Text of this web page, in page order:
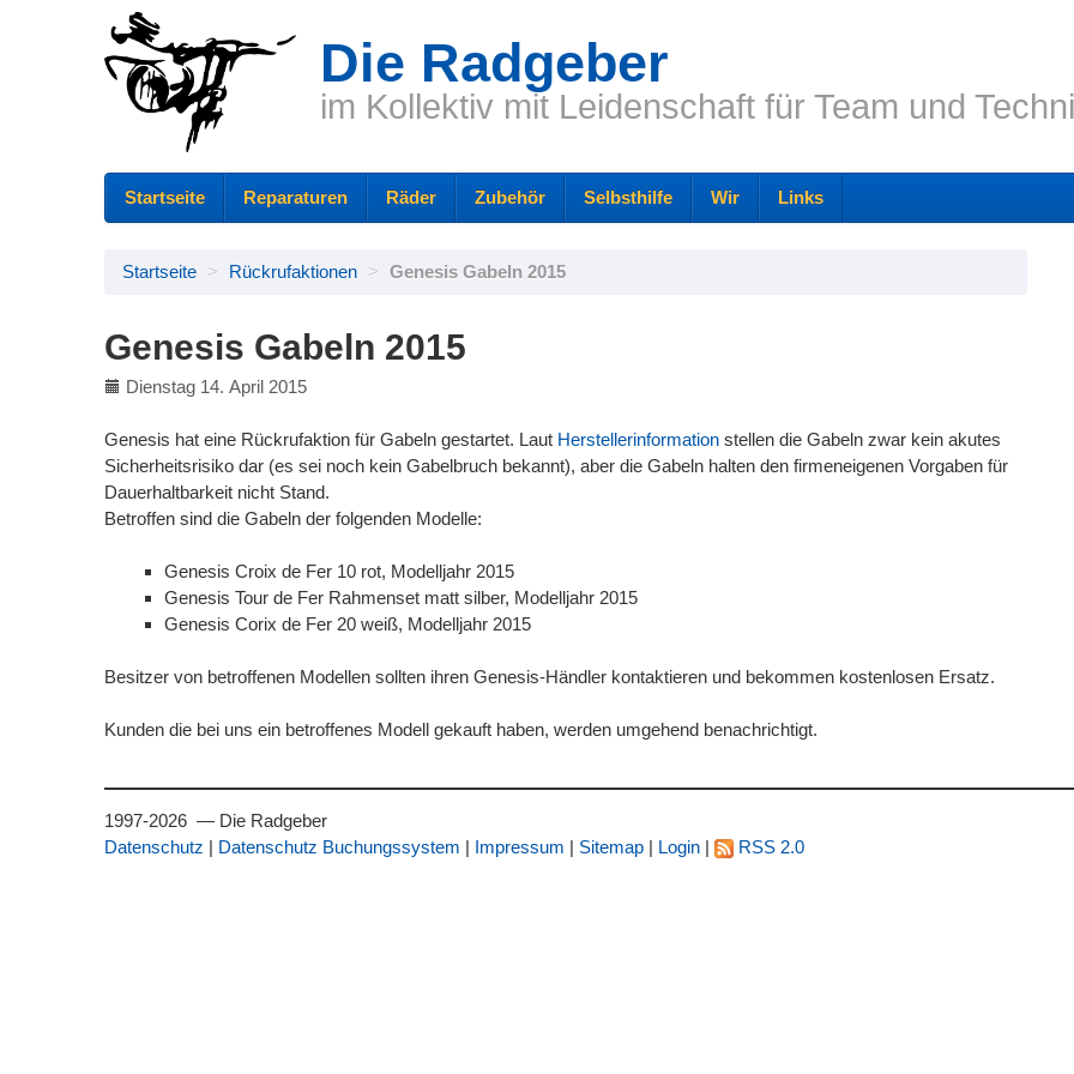
Die Radgeber
im Kollektiv mit Leidenschaft für Team und
Startseite Reparaturen Räder Zubehör Selbsthilfe Wir Links
Startseite > Rückrufaktionen > Genesis Gabeln 2015
Genesis Gabeln 2015
Dienstag 14. April 2015
Genesis hat eine Rückrufaktion für Gabeln gestartet. Laut Herstellerinformation stellen die Gabeln zwar kein akutes
Sicherheitsrisiko dar (es sei noch kein Gabelbruch bekannt), aber die Gabeln halten den firmeneigenen Vorgaben für
Dauerhaltbarkeit nicht Stand.
Betroffen sind die Gabeln der folgenden Modelle:
Genesis Croix de Fer 10 rot, Modelljahr 2015
Genesis Tour de Fer Rahmenset matt silber, Modelljahr 2015
Genesis Corix de Fer 20 weiß, Modelljahr 2015
Besitzer von betroffenen Modellen sollten ihren Genesis-Händler kontaktieren und bekommen kostenlosen Ersatz.
Kunden die bei uns ein betroffenes Modell gekauft haben, werden umgehend benachrichtigt.
1997-2026 — Die Radgeber
Datenschutz | Datenschutz Buchungssystem | Impressum | Sitemap | Login | RSS 2.0